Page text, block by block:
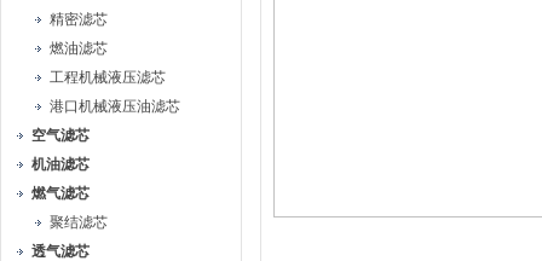
精密滤芯
燃油滤芯
工程机械液压滤芯
港口机械液压油滤芯
空气滤芯
机油滤芯
燃气滤芯
聚结滤芯
透气滤芯